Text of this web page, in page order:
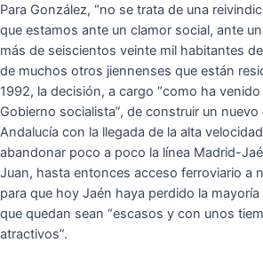
Para González, “no se trata de una
que estamos ante un clamor social, ante
más de seiscientos veinte mil habitantes
de muchos otros jiennenses que están
1992, la decisión, a cargo “como ha
Gobierno socialista”, de construir un
Andalucía con la llegada de la alta
abandonar poco a poco la línea Madrid-
Juan, hasta entonces acceso ferroviario a
para que hoy Jaén haya perdido la
que quedan sean “escasos y con unos
atractivos”.